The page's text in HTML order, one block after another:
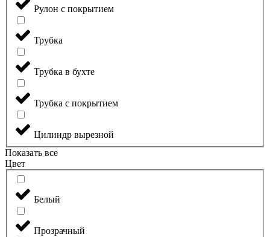
Рулон с покрытием
Трубка
Трубка в бухте
Трубка с покрытием
Цилиндр вырезной
Показать все
Цвет
Белый
Прозрачный